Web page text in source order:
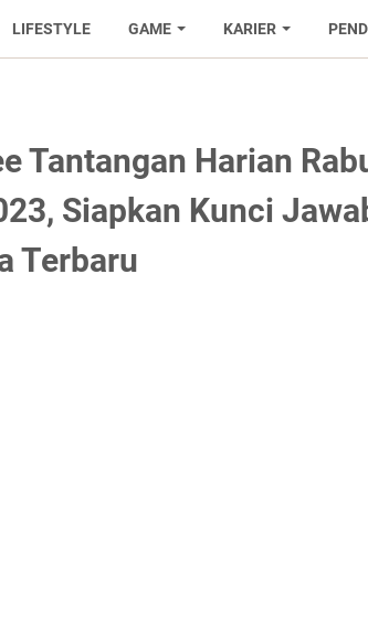
LIFESTYLE GAME KARIER
Tantangan Harian
Siapkan Kunci
Terbaru